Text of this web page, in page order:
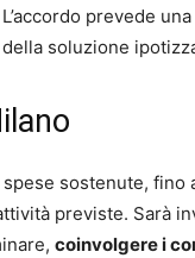
L’accordo prevede una
soluzione
spese sostenute, fino
previste. Sarà
coinvolgere i